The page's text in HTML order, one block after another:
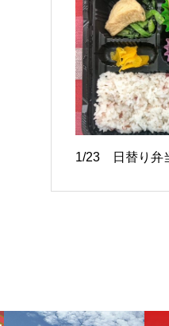
1/23 日替り弁